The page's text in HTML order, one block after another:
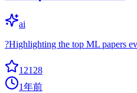
ai
?Highlighting the top ML papers
12128
1年前